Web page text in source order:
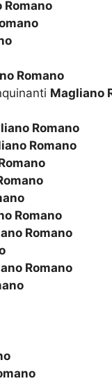
Romano
Romano
Magliano
Romano
Romano
Romano
Romano
Romano